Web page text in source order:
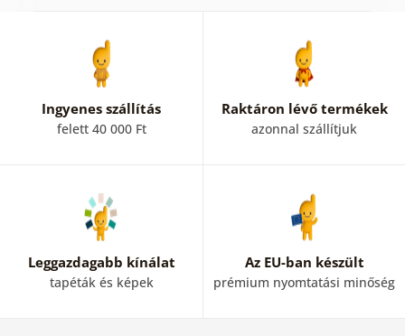
Ingyenes szállítás
felett 40 000 Ft
Raktáron lévő termékek
azonnal szállítjuk
Leggazdagabb kínálat
tapéták és képek
Az EU-ban készült
prémium nyomtatási minőség